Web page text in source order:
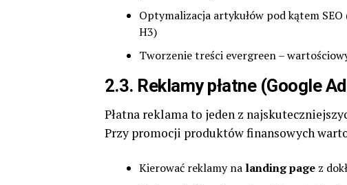
Optymalizacja artykułów pod kątem
H3)
Tworzenie treści evergreen –
2.3. Reklamy płatne (Google
Płatna reklama to jeden z
Przy promocji produktów finansowych
Kierować reklamy na landing page z